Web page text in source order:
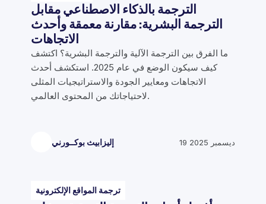
الترجمة بالذكاء الاصطناعي مقابل
الترجمة البشرية: مقارنة معمقة وأحدث
الاتجاهات
ما الفرق بين الترجمة الآلية والترجمة البشرية؟ اكتشف
كيف سيكون الوضع في عام 2025. استكشف أحدث
الاتجاهات ومعايير الجودة والاستراتيجيات المثلى
لاحتياجاتك من المحتوى العالمي.
إليزابيث بوكــورني 19 ديسمبر 2025
ترجمة المواقع الإلكترونية